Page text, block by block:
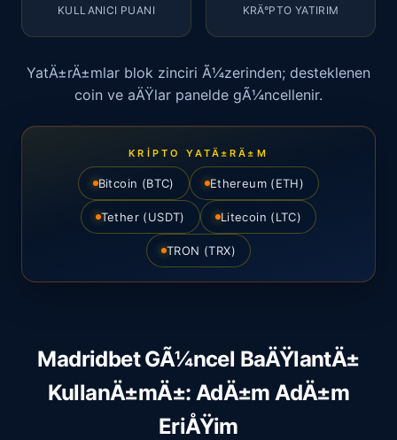
KULLANICI PUANI KRÄ°PTO YATIRIM
YatÄ±rÄ±mlar blok zinciri Ã¼zerinden; desteklenen
coin ve aÄŸlar panelde gÃ¼ncellenir.
KRIPTO YATÄ±RÄ±M
Bitcoin (BTC) Ethereum (ETH)
Tether (USDT) Litecoin (LTC)
TRON (TRX)
Madridbet GÃ¼ncel BaÄŸlantÄ±
KullanÄ±mÄ±: AdÄ±m AdÄ±m
EriÅŸim